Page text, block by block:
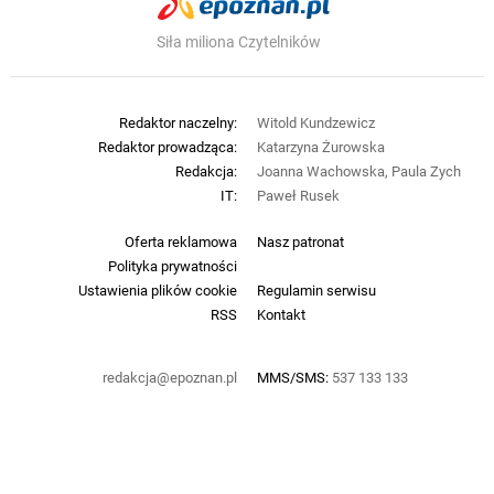
Siła miliona Czytelników
Oferta reklamowa
Nasz patronat
Polityka prywatności
Ustawienia plików cookie
Regulamin serwisu
RSS
Kontakt
redakcja@epoznan.pl MMS/SMS: 537 133 133
Redaktor naczelny:
Witold Kundzewicz
Redaktor prowadząca:
Katarzyna Żurowska
Redakcja:
Joanna Wachowska, Paula Zych
IT:
Paweł Rusek